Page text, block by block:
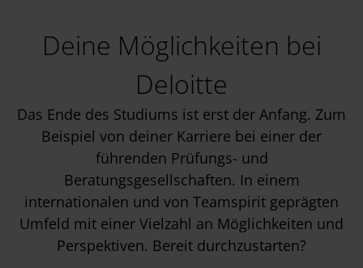
Deine Möglichkeiten bei
Deloitte
Das Ende des Studiums ist erst der Anfang. Zum
Beispiel von deiner Karriere bei einer der
führenden Prüfungs- und
Beratungsgesellschaften. In einem
internationalen und von Teamspirit geprägten
Umfeld mit einer Vielzahl an Möglichkeiten und
Perspektiven. Bereit durchzustarten?